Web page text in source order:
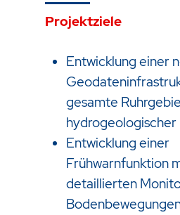
Projektziele
Entwicklung einer
gesamte
Entwicklung einer
Frühwarnfunktion
detaillierten